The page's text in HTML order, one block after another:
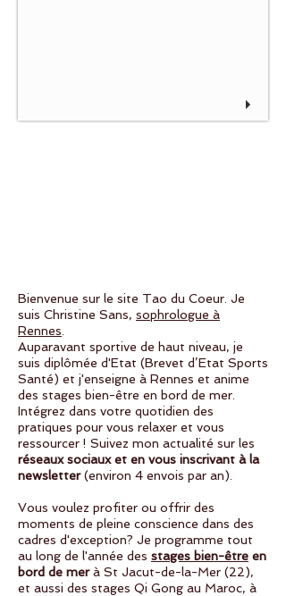
Bienvenue sur le site Tao du Coeur. Je
suis Christine Sans, sophrologue à
Rennes
Auparavant sportive de haut niveau, je
suis diplômée d'Etat (Brevet d’Etat Sports
Santé) et j'enseigne à Rennes et anime
des stages bien-être en bord de mer.
Intégrez dans votre quotidien des
pratiques pour vous relaxer et vous
ressourcer ! Suivez mon actualité sur les
réseaux sociaux et en vous inscrivant à la
newsletter(environ 4 envois par an).
Vous voulez profiter ou offrir des
moments de pleine conscience dans des
cadres d'exception? Je programme tout
au long de l'année des stages bien-être en
bord de merà St Jacut-de-la-Mer (22),
et aussi des stages Qi Gong au Maroc, à